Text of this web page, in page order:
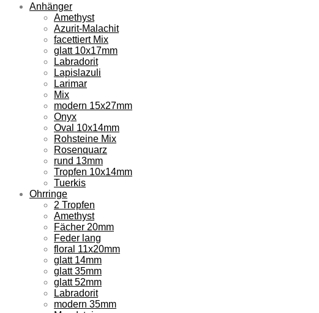
Anhänger
Amethyst
Azurit-Malachit
facettiert Mix
glatt 10x17mm
Labradorit
Lapislazuli
Larimar
Mix
modern 15x27mm
Onyx
Oval 10x14mm
Rohsteine Mix
Rosenquarz
rund 13mm
Tropfen 10x14mm
Tuerkis
Ohrringe
2 Tropfen
Amethyst
Fächer 20mm
Feder lang
floral 11x20mm
glatt 14mm
glatt 35mm
glatt 52mm
Labradorit
modern 35mm